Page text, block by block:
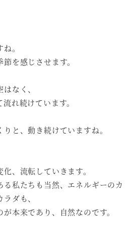
。
を感じさせます。
なく、
れ続けています。
と、動き続けていますね。
、流転していきます。
る私たちも当然、エネルギーのカ
ダも、
本来であり、自然なのです。